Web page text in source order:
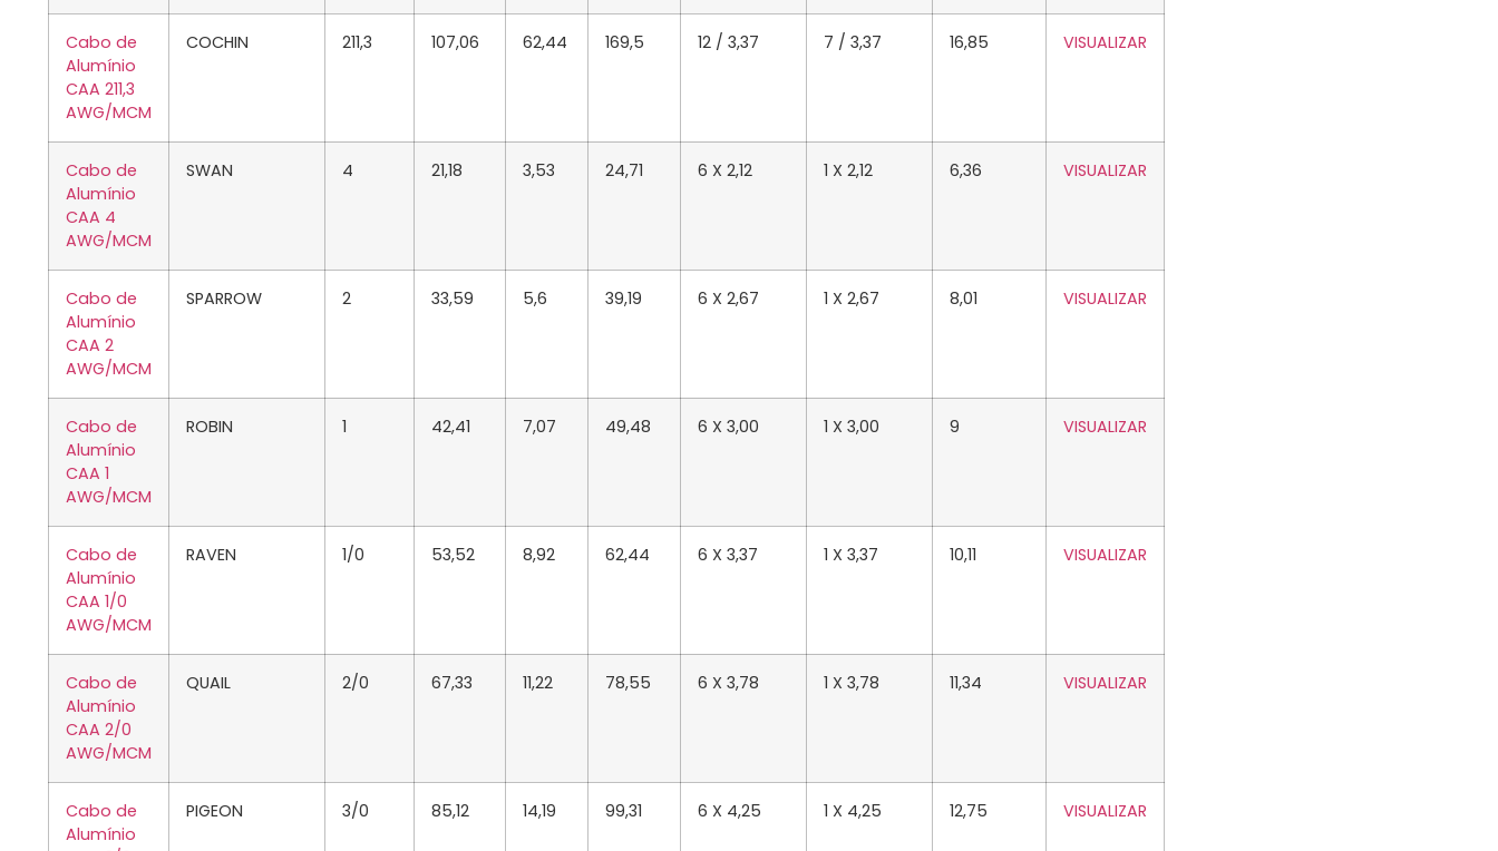
Cabo de
Alumínio
CAA 211,3
AWG/MCM
COCHIN 211,3 107,06 62,44 169,5 12 / 3,37 7 / 3,37 16,85 VISUALIZAR
Cabo de
Alumínio
CAA 4
AWG/MCM
SWAN 4 21,18 3,53 24,71 6 X 2,12 1 X 2,12 6,36 VISUALIZAR
Cabo de
Alumínio
CAA 2
AWG/MCM
SPARROW 2 33,59 5,6 39,19 6 X 2,67 1 X 2,67 8,01 VISUALIZAR
Cabo de
Alumínio
CAA 1
AWG/MCM
ROBIN 1 42,41 7,07 49,48 6 X 3,00 1 X 3,00 9 VISUALIZAR
Cabo de
Alumínio
CAA 1/0
AWG/MCM
RAVEN 1/0 53,52 8,92 62,44 6 X 3,37 1 X 3,37 10,11 VISUALIZAR
Cabo de
Alumínio
CAA 2/0
AWG/MCM
QUAIL 2/0 67,33 11,22 78,55 6 X 3,78 1 X 3,78 11,34 VISUALIZAR
Cabo de
Alumínio
PIGEON 3/0 85,12 14,19 99,31 6 X 4,25 1 X 4,25 12,75 VISUALIZAR